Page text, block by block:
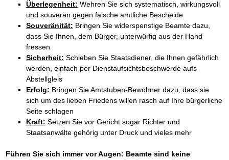
Überlegenheit: Wehren Sie sich systematisch, wirkungsvoll
und souverän gegen falsche amtliche Bescheide
Souveränität: Bringen Sie widerspenstige Beamte dazu,
dass Sie Ihnen, dem Bürger, unterwürfig aus der Hand
fressen
Sicherheit: Schieben Sie Staatsdiener, die Ihnen gefährlich
werden, einfach per Dienstaufsichtsbeschwerde aufs
Abstellgleis
Erfolg: Bringen Sie Amtstuben-Bewohner dazu, dass sie
sich um des lieben Friedens willen rasch auf Ihre bürgerliche
Seite schlagen
Kraft: Setzen Sie vor Gericht sogar Richter und
Staatsanwälte gehörig unter Druck und vieles mehr
Führen Sie sich immer vor Augen: Beamte sind keine